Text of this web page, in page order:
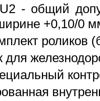
- общий
+0,10/0
роликов